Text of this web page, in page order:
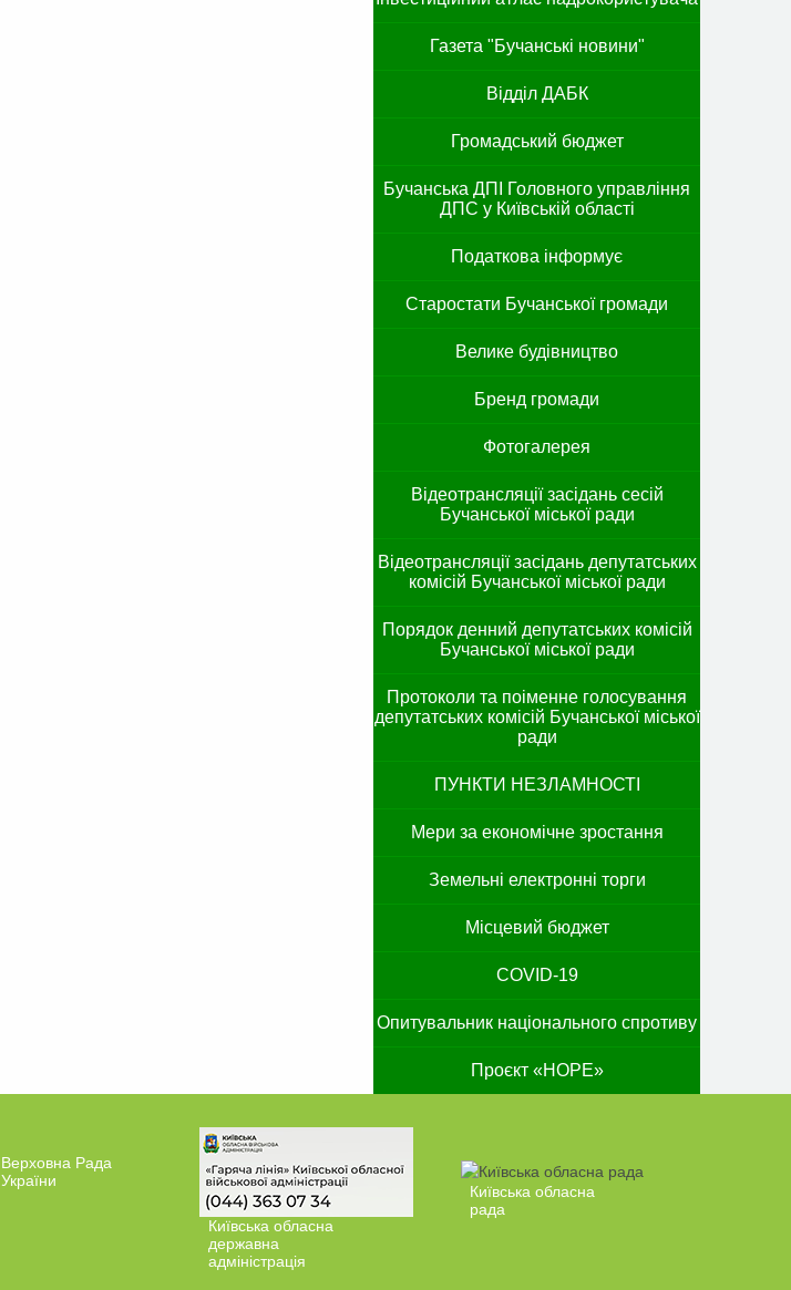
Газета "Бучанські новини"
Відділ ДАБК
Громадський бюджет
Бучанська ДПІ Головного управління
ДПС у Київській області
Податкова інформує
Старостати Бучанської громади
Велике будівництво
Бренд громади
Фотогалерея
Відеотрансляції засідань сесій
Бучанської міської ради
Відеотрансляції засідань депутатських
комісій Бучанської міської ради
Порядок денний депутатських комісій
Бучанської міської ради
Протоколи та поіменне голосування
депутатських комісій Бучанської міської
ради
ПУНКТИ НЕЗЛАМНОСТІ
Мери за економічне зростання
Земельні електронні торги
Місцевий бюджет
COVID-19
Опитувальник національного спротиву
Проєкт «HOPE»
Верховна Рада
України
Київська обласна
державна
адміністрація
Київська обласна
рада